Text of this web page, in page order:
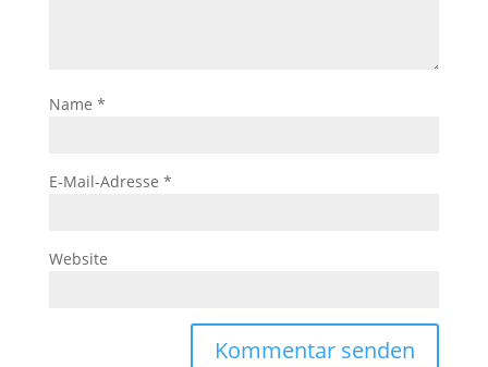
Name *
E-Mail-Adresse *
Website